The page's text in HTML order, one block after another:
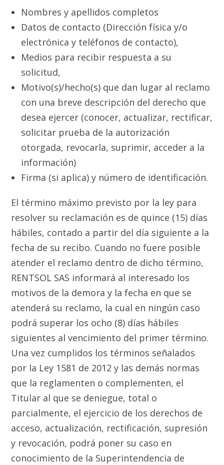
Nombres y apellidos completos
Datos de contacto (Dirección física y/o
electrónica y teléfonos de contacto),
Medios para recibir respuesta a su
solicitud,
Motivo(s)/hecho(s) que dan lugar al reclamo
con una breve descripción del derecho que
desea ejercer (conocer, actualizar, rectificar,
solicitar prueba de la autorización
otorgada, revocarla, suprimir, acceder a la
información)
Firma (si aplica) y número de identificación.
El término máximo previsto por la ley para
resolver su reclamación es de quince (15) días
hábiles, contado a partir del día siguiente a la
fecha de su recibo. Cuando no fuere posible
atender el reclamo dentro de dicho término,
RENTSOL SAS informará al interesado los
motivos de la demora y la fecha en que se
atenderá su reclamo, la cual en ningún caso
podrá superar los ocho (8) días hábiles
siguientes al vencimiento del primer término.
Una vez cumplidos los términos señalados
por la Ley 1581 de 2012 y las demás normas
que la reglamenten o complementen, el
Titular al que se deniegue, total o
parcialmente, el ejercicio de los derechos de
acceso, actualización, rectificación, supresión
y revocación, podrá poner su caso en
conocimiento de la Superintendencia de